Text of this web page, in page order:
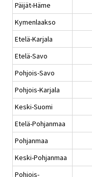
Päijät-Häme
Kymenlaakso
Etelä-Karjala
Etelä-Savo
Pohjois-Savo
Pohjois-Karjala
Keski-Suomi
Etelä-Pohjanmaa
Pohjanmaa
Keski-Pohjanmaa
Pohjois-